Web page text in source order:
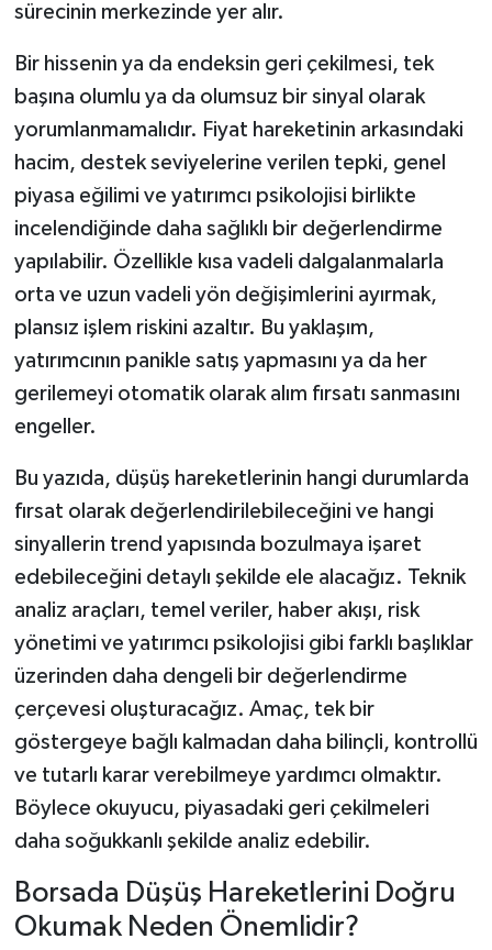
sürecinin merkezinde yer alır.
Bir hissenin ya da endeksin geri çekilmesi, tek
başına olumlu ya da olumsuz bir sinyal olarak
yorumlanmamalıdır. Fiyat hareketinin arkasındaki
hacim, destek seviyelerine verilen tepki, genel
piyasa eğilimi ve yatırımcı psikolojisi birlikte
incelendiğinde daha sağlıklı bir değerlendirme
yapılabilir. Özellikle kısa vadeli dalgalanmalarla
orta ve uzun vadeli yön değişimlerini ayırmak,
plansız işlem riskini azaltır. Bu yaklaşım,
yatırımcının panikle satış yapmasını ya da her
gerilemeyi otomatik olarak alım fırsatı sanmasını
engeller.
Bu yazıda, düşüş hareketlerinin hangi durumlarda
fırsat olarak değerlendirilebileceğini ve hangi
sinyallerin trend yapısında bozulmaya işaret
edebileceğini detaylı şekilde ele alacağız. Teknik
analiz araçları, temel veriler, haber akışı, risk
yönetimi ve yatırımcı psikolojisi gibi farklı başlıklar
üzerinden daha dengeli bir değerlendirme
çerçevesi oluşturacağız. Amaç, tek bir
göstergeye bağlı kalmadan daha bilinçli, kontrollü
ve tutarlı karar verebilmeye yardımcı olmaktır.
Böylece okuyucu, piyasadaki geri çekilmeleri
daha soğukkanlı şekilde analiz edebilir.
Borsada Düşüş Hareketlerini Doğru
Okumak Neden Önemlidir?